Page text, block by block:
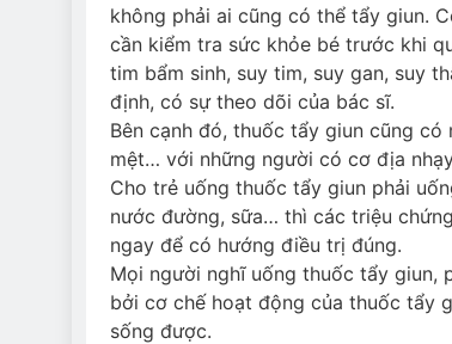
không phải ai cũng có thể tẩy giun.
cần kiểm tra sức khỏe bé trước khi
tim bẩm sinh, suy tim, suy gan, suy
định, có sự theo dõi của bác sĩ.
Bên cạnh đó, thuốc tẩy giun cũng
mệt… với những người có cơ địa
Cho trẻ uống thuốc tẩy giun phải
nước đường, sữa… thì các triệu
ngay để có hướng điều trị đúng.
Mọi người nghĩ uống thuốc tẩy giun,
bởi cơ chế hoạt động của thuốc tẩy
sống được.